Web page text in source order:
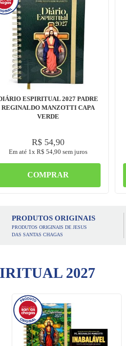
ESPIRITUAL 2027 PADRE
REGINALDO MANZOTTI CAPA
VERDE
R$ 54,90
Em até 1xR$ 54,90 sem juros
COMPRAR
PRODUTOS ORIGINAIS
PRODUTOS ORIGINAIS DE JESUS
DAS SANTAS CHAGAS
2027